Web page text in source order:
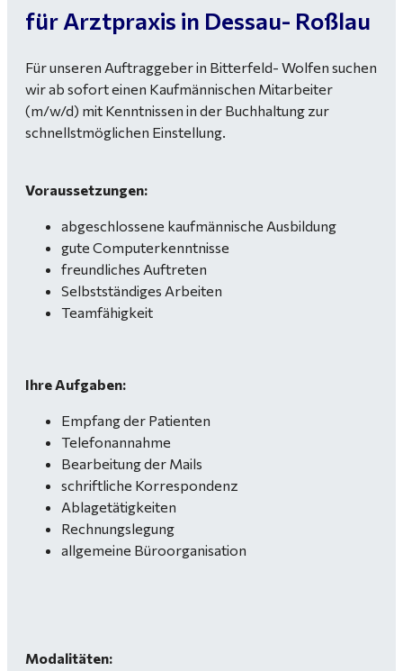
für Arztpraxis in Dessau- Roßlau
Für unseren Auftraggeber in Bitterfeld- Wolfen suchen
wir ab sofort einen Kaufmännischen Mitarbeiter
(m/w/d) mit Kenntnissen in der Buchhaltung zur
schnellstmöglichen Einstellung.
Voraussetzungen:
abgeschlossene kaufmännische Ausbildung
gute Computerkenntnisse
freundliches Auftreten
Selbstständiges Arbeiten
Teamfähigkeit
Ihre Aufgaben:
Empfang der Patienten
Telefonannahme
Bearbeitung der Mails
schriftliche Korrespondenz
Ablagetätigkeiten
Rechnungslegung
allgemeine Büroorganisation
Modalitäten: